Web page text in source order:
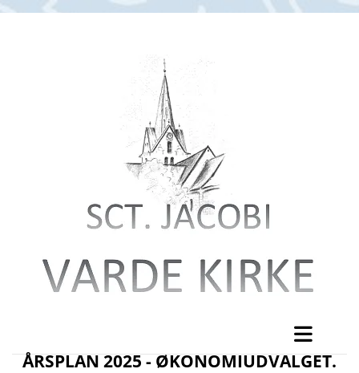
ÅRSPLAN 2025 - ØKONOMIUDVALGET.